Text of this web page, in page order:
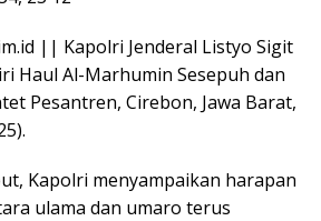
|| Kapolri Jenderal Listyo Sigit
Haul Al-Marhumin Sesepuh dan
Pesantren, Cirebon, Jawa Barat,
Kapolri menyampaikan harapan
ulama dan umaro terus